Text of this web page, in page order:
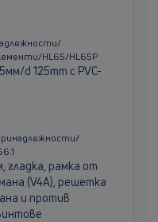
HL65/HL65P
d 125mm с PVC-
гладка, рамка от
(V4A), решетка
и против